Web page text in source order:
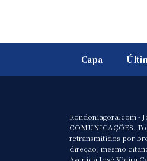
Capa
Rondoniagora.com -
COMUNICAÇÕES.
retransmitidos por
direção, mesmo
Avenida José Vieira